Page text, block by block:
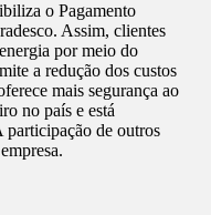
o Pagamento
Assim, clientes
por meio do
a redução dos custos
mais segurança ao
no país e está
de outros